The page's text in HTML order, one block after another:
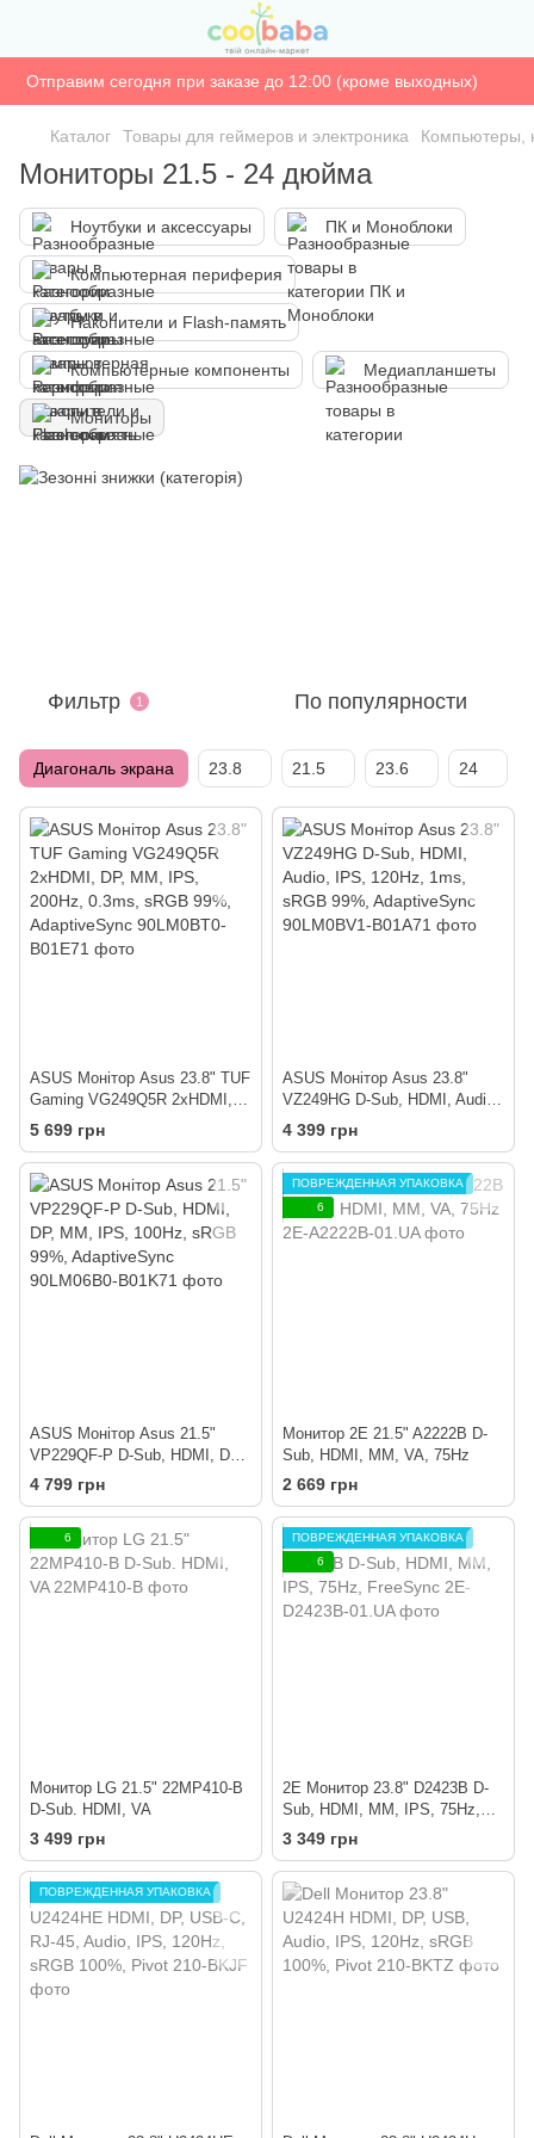
Отправим сегодня при заказе до 12:00 (кроме выходных)
Каталог Товары для геймеров и электроника Компьютеры,
Мониторы 21.5 - 24 дюйма
Ноутбуки и аксессуары ПК и Моноблоки
Компьютерная периферия
Накопители и Flash-память
Компьютерные компоненты Медиапланшеты
Мониторы
Фильтр 1 По популярности
Диагональ экрана 23.8 21.5 23.6 24
ASUS Монітор Asus 23.8" TUF
Gaming VG249Q5R 2xHDMI,
DP, MM, IPS, 200Hz, 0.3ms,
sRGB 99%, AdaptiveSync
5 699 грн
ASUS Монітор Asus 23.8"
VZ249HG D-Sub, HDMI, Audio,
IPS, 120Hz, 1ms, sRGB 99%,
AdaptiveSync
4 399 грн
ASUS Монітор Asus 21.5"
VP229QF-P D-Sub, HDMI, DP,
MM, IPS, 100Hz, sRGB 99%,
AdaptiveSync
4 799 грн
ПОВРЕЖДЕННАЯ УПАКОВКА
6
Монитор 2E 21.5" A2222B D-
Sub, HDMI, MM, VA, 75Hz
2 669 грн
6
Монитор LG 21.5" 22MP410-B
D-Sub. HDMI, VA
3 499 грн
ПОВРЕЖДЕННАЯ УПАКОВКА
6
2E Монитор 23.8" D2423B D-
Sub, HDMI, MM, IPS, 75Hz,
FreeSync
3 349 грн
ПОВРЕЖДЕННАЯ УПАКОВКА